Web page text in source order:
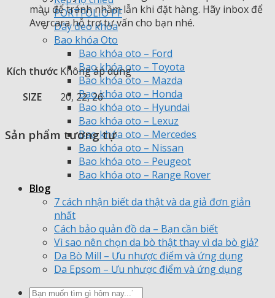
PORTFOLIO PF
Dây đeo khóa
Bao khóa Oto
Bao khóa oto – Ford
Bao khóa oto – Toyota
Bao khóa oto – Mazda
Bao khóa oto – Honda
Bao khóa oto – Hyundai
Bao khóa oto – Lexuz
Bao khóa oto – Mercedes
Bao khóa oto – Nissan
Bao khóa oto – Peugeot
Bao khóa oto – Range Rover
Blog
7 cách nhận biết da thật và da giả đơn giản
nhất
Cách bảo quản đồ da – Bạn cần biết
Vì sao nên chọn da bò thật thay vì da bò giả?
Da Bò Mill – Ưu nhược điểm và ứng dụng
Da Epsom – Ưu nhược điểm và ứng dụng
Tìm
màu để tránh nhầm lẫn khi đặt hàng. Hãy inbox để
Avercara hỗ trợ tư vấn cho bạn nhé.
Kích thước Không áp dụng
SIZE
20, 22, 26
Sản phẩm tương tự